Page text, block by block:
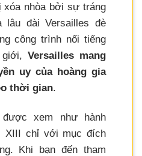
xóa nhòa bởi sự tráng
lâu đài Versailles đè
công trình nổi tiếng
Versailles mang
uy của hoàng gia
thời gian.
xem như hành
XIII chỉ với mục đích
Khi bạn đến tham